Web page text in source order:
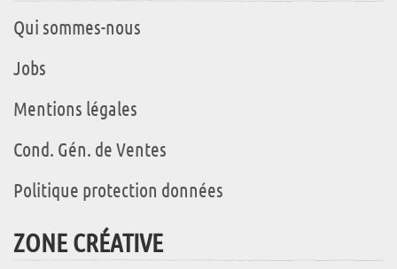
Qui sommes-nous
Jobs
Mentions légales
Cond. Gén. de Ventes
Politique protection données
ZONE CRÉATIVE